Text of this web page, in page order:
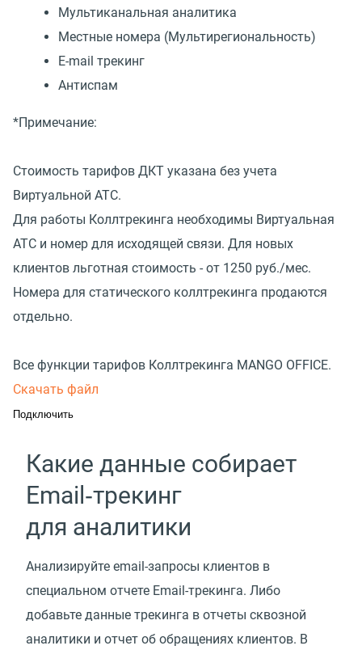
Мультиканальная аналитика
Местные номера (Мультирегиональность)
E-mail трекинг
Антиспам
*Примечание:
Стоимость тарифов ДКТ указана без учета
Виртуальной АТС.
Для работы Коллтрекинга необходимы Виртуальная
АТС и номер для исходящей связи. Для новых
клиентов льготная стоимость - от 1250 руб./мес.
Номера для статического коллтрекинга продаются
отдельно.
Все функции тарифов Коллтрекинга MANGO OFFICE.
Скачать файл
Подключить
Какие данные собирает
Email‑трекинг
для аналитики
Анализируйте email-запросы клиентов в
специальном отчете Email-трекинга. Либо
добавьте данные трекинга в отчеты сквозной
аналитики и отчет об обращениях клиентов. В